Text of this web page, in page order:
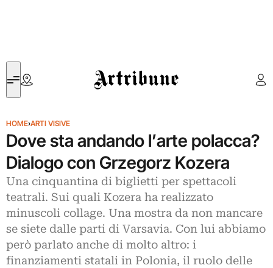
Artribune
HOME›ARTI VISIVE
Dove sta andando l’arte polacca?
Dialogo con Grzegorz Kozera
Una cinquantina di biglietti per spettacoli
teatrali. Sui quali Kozera ha realizzato
minuscoli collage. Una mostra da non mancare
se siete dalle parti di Varsavia. Con lui abbiamo
però parlato anche di molto altro: i
finanziamenti statali in Polonia, il ruolo delle